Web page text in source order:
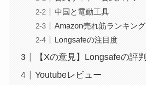
中国と電動工具
Amazon売れ筋ランキング
Longsafeの注目度
【Xの意見】Longsafeの評判
Youtubeレビュー